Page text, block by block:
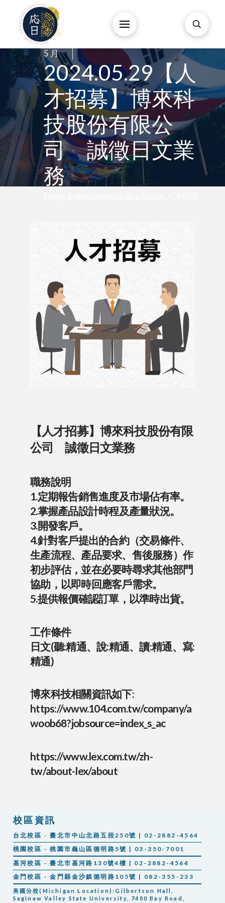
29
5 月 /
2024.05.29【人
才招募】博來科
技股份有限公
司 誠徵日文業
務
【人才招募】博來科技股份有限
公司 誠徵日文業務
職務說明
1.定期報告銷售進度及市場佔有率。
2.掌握產品設計時程及產量狀況。
3.開發客戶。
4.針對客戶提出的合約（交易條件、
生產流程、產品要求、售後服務）作
初步評估，並在必要時尋求其他部門
協助，以即時回應客戶需求。
5.提供報價確認訂單，以準時出貨。
工作條件
日文(聽:精通、說:精通、讀:精通、寫:
精通)
博來科技相關資訊如下:
https://www.104.com.tw/company/a
woob68?jobsource=index_s_ac
https://www.lex.com.tw/zh-
tw/about-lex/about
校區資訊
台北校區 - 臺北市中山北路五段250號 | 02-2882-4564
桃園校區 - 桃園市龜山區德明路5號 | 03-350-7001
基河校區 - 臺北市基河路130號4樓 | 02-2882-4564
金門校區 - 金門縣金沙鎮德明路105號 | 082-355-233
美國分校(Michigan Location):Gilbertson Hall,
Saginaw Valley State University, 7400 Bay Road,